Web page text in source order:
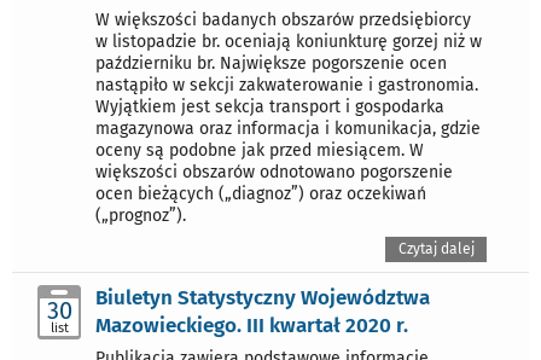
W większości badanych obszarów przedsiębiorcy
w listopadzie br. oceniają koniunkturę gorzej niż w
październiku br. Największe pogorszenie ocen
nastąpiło w sekcji zakwaterowanie i gastronomia.
Wyjątkiem jest sekcja transport i gospodarka
magazynowa oraz informacja i komunikacja, gdzie
oceny są podobne jak przed miesiącem. W
większości obszarów odnotowano pogorszenie
ocen bieżących („diagnoz”) oraz oczekiwań
(„prognoz”).
Czytaj dalej
30
list
Biuletyn Statystyczny Województwa
Mazowieckiego. III kwartał 2020 r.